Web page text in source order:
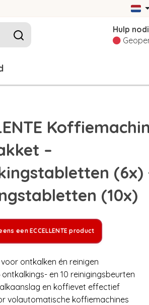
Hulp
–
(6x)
(10x)
een ECCELLENTE product
ontkalken én reinigen
en 10 reinigingsbeurten
en koffievet effectief
volautomatische koffiemachines